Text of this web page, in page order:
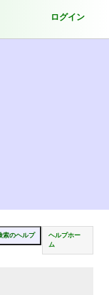
ログイン
ヘルプホー
ム